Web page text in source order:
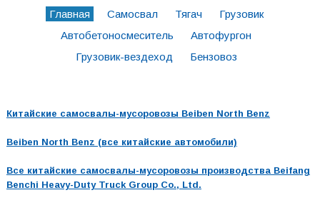
Главная Самосвал Тягач
Грузовик
Автобетоносмеситель
Автофургон
Грузовик-вездеход
Бензовоз
Китайские самосвалы-мусоровозы Beiben North Benz
Beiben North Benz (все китайские автомобили)
Все китайские самосвалы-мусоровозы производства Beifang
Benchi Heavy-Duty Truck Group Co., Ltd.